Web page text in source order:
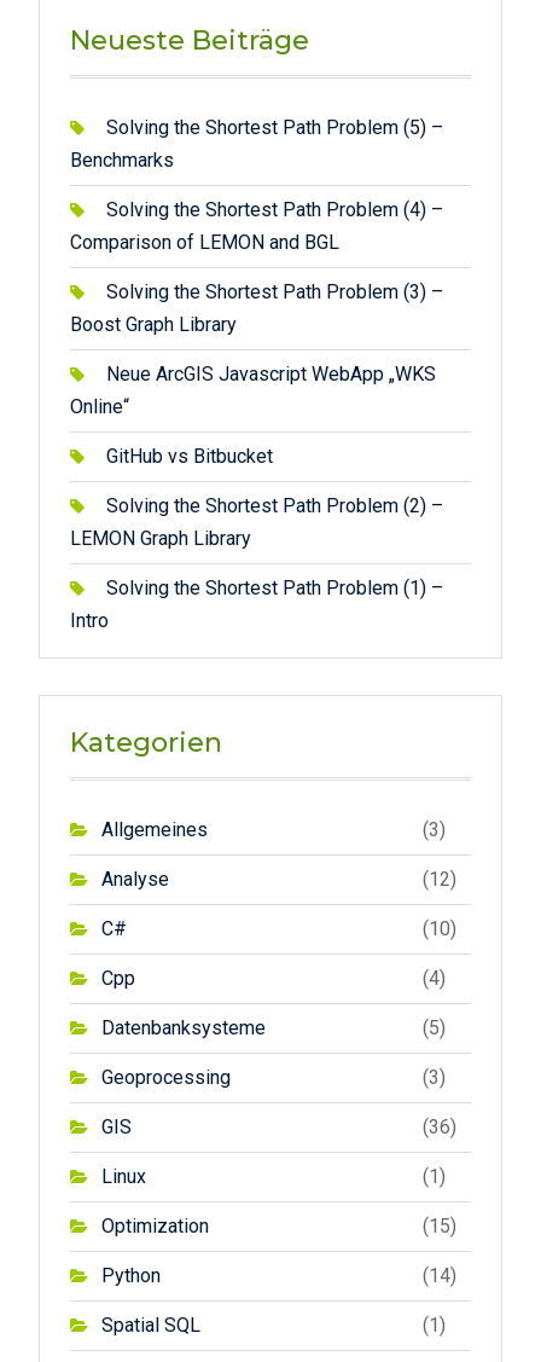
Neueste Beiträge
Solving the Shortest Path Problem (5) –
Benchmarks
Solving the Shortest Path Problem (4) –
Comparison of LEMON and BGL
Solving the Shortest Path Problem (3) –
Boost Graph Library
Neue ArcGIS Javascript WebApp „WKS
Online“
GitHub vs Bitbucket
Solving the Shortest Path Problem (2) –
LEMON Graph Library
Solving the Shortest Path Problem (1) –
Intro
Kategorien
Allgemeines (3)
Analyse (12)
C# (10)
Cpp (4)
Datenbanksysteme (5)
Geoprocessing (3)
GIS (36)
Linux (1)
Optimization (15)
Python (14)
Spatial SQL (1)